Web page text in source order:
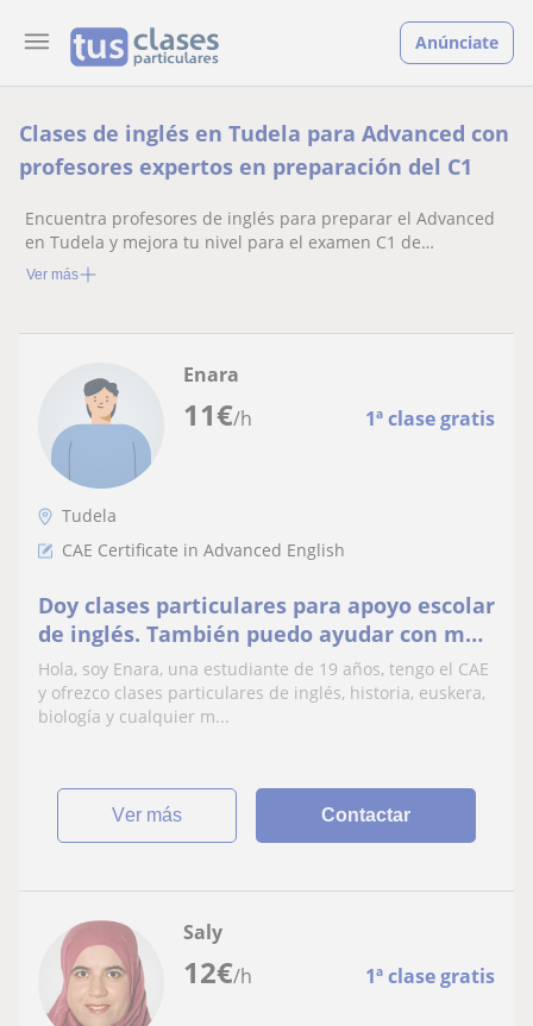
Anúnciate
Clases de inglés en Tudela para Advanced con
profesores expertos en preparación del C1
Encuentra profesores de inglés para preparar el Advanced
en Tudela y mejora tu nivel para el examen C1 de
Cambridge
Ver más
11€/h 1ª clase gratis
Enara
Tudela
CAE Certificate in Advanced English
Doy clases particulares para apoyo escolar
de inglés. También puedo ayudar con más
materias como euskera, historia,
biología…
Hola, soy Enara, una estudiante de 19 años, tengo el CAE
y ofrezco clases particulares de inglés, historia, euskera,
biología y cualquier m...
ver más Contactar
12€/h 1ª clase gratis
Saly